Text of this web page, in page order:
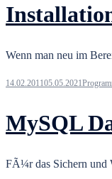
Wenn man neu im
14.02.201105.05.2021
MySQL
FÃ¼r das Sichern und